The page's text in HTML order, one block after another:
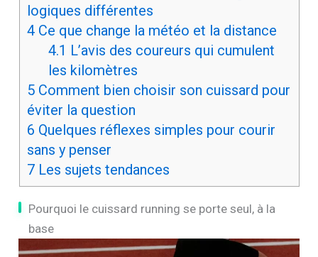
logiques différentes
4Ce que change la météo et la distance
4.1 L’avis des coureurs qui cumulent
les kilomètres
5Comment bien choisir son cuissard pour
éviter la question
6 Quelques réflexes simples pour courir
sans y penser
7Les sujets tendances
Pourquoi le cuissard running se porte seul, à la
base